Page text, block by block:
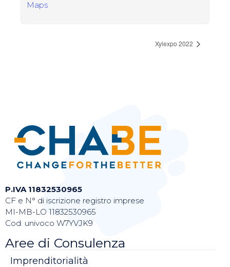
Maps
Xylexpo 2022
P.IVA 11832530965
CF e N° di iscrizione registro imprese
MI-MB-LO 11832530965
Cod. univoco W7YVJK9
Aree di Consulenza
Imprenditorialità